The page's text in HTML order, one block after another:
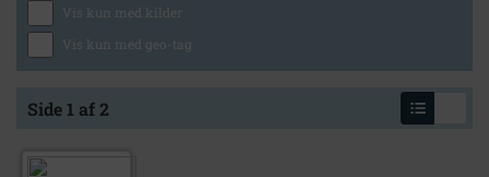
Vis kun med kilder
Vis kun med geo-tag
Side 1 af 2